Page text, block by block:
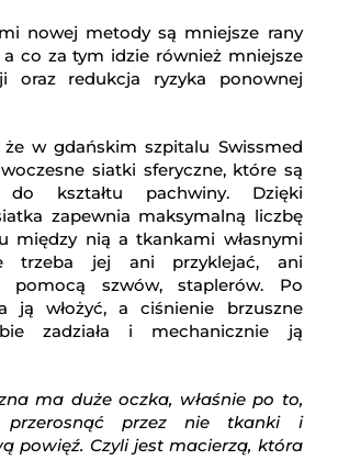
nowej metody są mniejsze rany
a co za tym idzie również mniejsze
oraz redukcja ryzyka ponownej
w gdańskim szpitalu Swissmed
siatki sferyczne, które są
do kształtu pachwiny. Dzięki
zapewnia maksymalną liczbę
między nią a tkankami własnymi
trzeba jej ani przyklejać, ani
pomocą szwów, staplerów. Po
ją włożyć, a ciśnienie brzuszne
zadziała i mechanicznie ją
ma duże oczka, właśnie po to,
przerosnąć przez nie tkanki i
powięź. Czyli jest macierzą, która